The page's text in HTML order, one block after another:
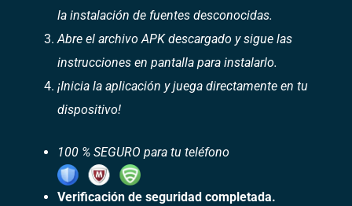
la instalación de fuentes desconocidas.
Abre el archivo APK descargado y sigue las
instrucciones en pantalla para instalarlo.
¡Inicia la aplicación y juega directamente en tu
dispositivo!
100 % SEGURO para tu teléfono
Verificación de seguridad completada.